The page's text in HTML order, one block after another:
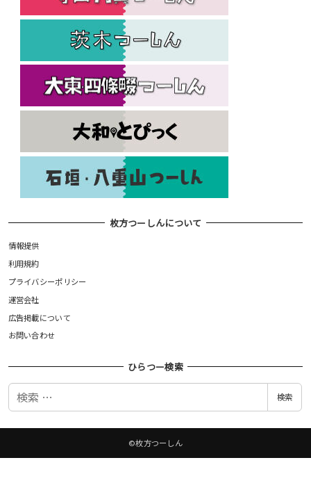
枚方つーしんについて
情報提供
利用規約
プライバシーポリシー
運営会社
広告掲載について
お問い合わせ
ひらつー検索
検
検索
©枚方つーしん